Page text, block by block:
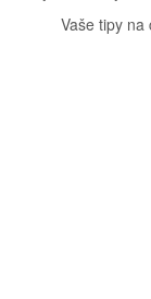
Vaše tipy na